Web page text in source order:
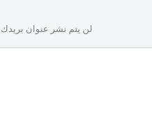
لن يتم نشر عنوان بريدك